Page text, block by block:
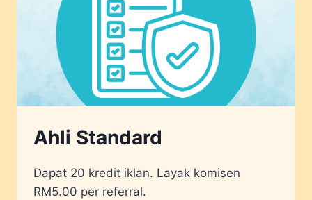
Ahli Standard
Dapat 20 kredit iklan. Layak komisen
RM5.00 per referral.